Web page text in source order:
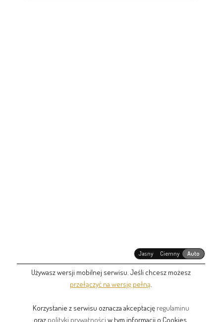
Jasny Ciemny Auto
Używasz wersji mobilnej serwisu. Jeśli chcesz możesz
przełączyć na wersję pełną
Korzystanie z serwisu oznacza akceptację regulaminu
oraz polityki prywatności w tym informacji o Cookies.